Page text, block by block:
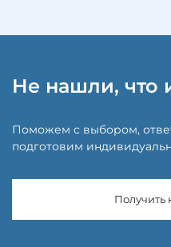
Не нашли, что
Поможем с выбором,
подготовим
Получить